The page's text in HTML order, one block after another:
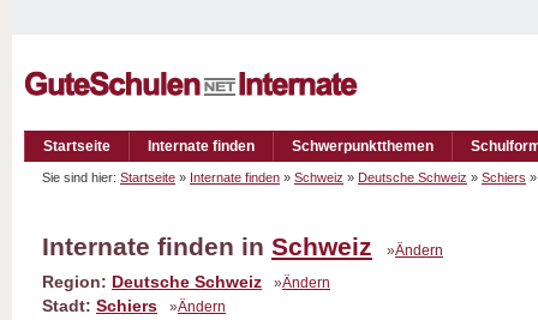
Startseite Internate finden Schwerpunktthemen
Sie sind hier: Startseite » Internate finden » Schweiz » Deutsche Schweiz » Schiers
Internate finden in Schweiz »Ändern
Region: Deutsche Schweiz »Ändern
Stadt: Schiers »Ändern